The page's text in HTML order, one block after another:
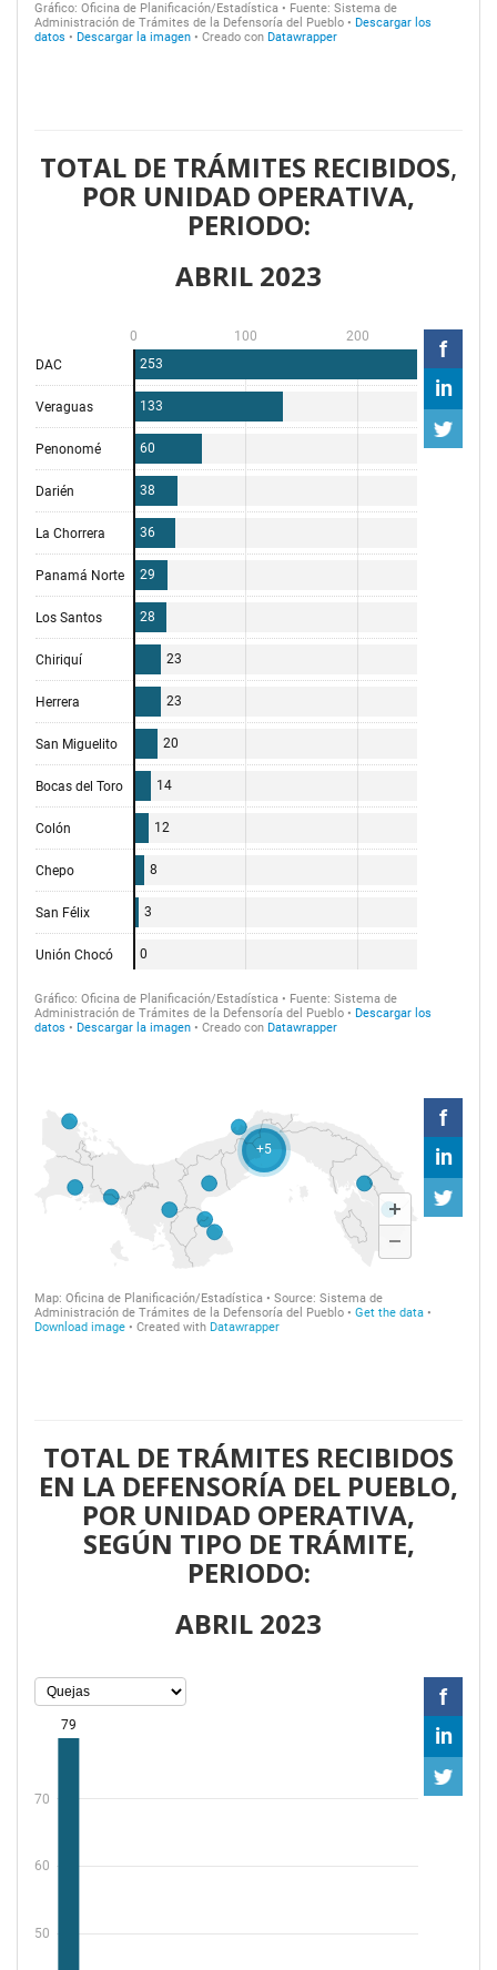
TOTAL DE TRÁMITES RECIBIDOS,
POR UNIDAD OPERATIVA,
PERIODO:
ABRIL 2023
TOTAL DE TRÁMITES RECIBIDOS
EN LA DEFENSORÍA DEL PUEBLO,
POR UNIDAD OPERATIVA,
SEGÚN TIPO DE TRÁMITE,
PERIODO:
ABRIL 2023